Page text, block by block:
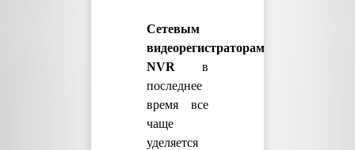
Сетевым
видеорегистраторам
NVR в
последнее
время все
чаще
уделяется